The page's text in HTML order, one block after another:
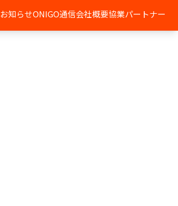
お知らせONIGO通信会社概要協業パートナー